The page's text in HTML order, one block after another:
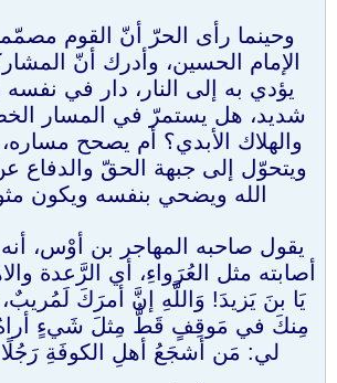
وحينما رأى الحرّ أنّ القوم
الإمام الحسين، وأدرك أنّ
يؤدي به إلى النار، دار في نفسه
شديد، هل يستمرّ في المسار الخطأ
والهلاك الأبدي؟ أم يصحح
ويتحوّل إلى جبهة الحقّ
الله ويضحي بنفسه ويكون
يقول صاحبه المهاجر بن أوْس، أنه
أصابته مثل العُرَواءِ، أي الرَّعدة
يَا بنَ يَزيدَ! وَاللَّهِ إنَّ أمرَكَ
مِنكَ في مَوقِفٍ قَطُّ مِثلَ شَي‌ءٍ أراهُ
لي: مَن أشجَعُ أهلِ الكوفَةِ